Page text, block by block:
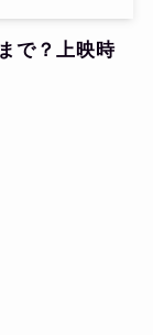
で？上映時